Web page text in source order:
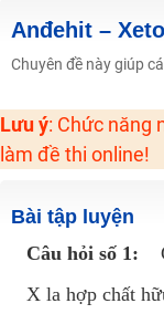
Học online lớp 2
2K6! Lộ Trình
Khuyến Mãi
Đồng giá khóa
Khai giảng khóa
Luyện thi vào lớp
Anđehit –
Chuyên đề này giúp
Lưu ý: Chức năng
làm đề thi online!
Bài tập luyện
Câu hỏi số 1:
X la hợp chất